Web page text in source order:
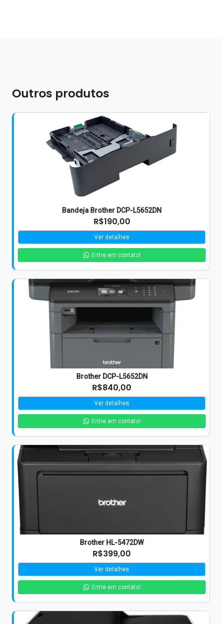
Outros produtos
Bandeja Brother DCP-L5652DN
R$190,00
Ver detalhes
Entre em contato!
Brother DCP-L5652DN
R$840,00
Ver detalhes
Entre em contato!
Brother HL-5472DW
R$399,00
Ver detalhes
Entre em contato!